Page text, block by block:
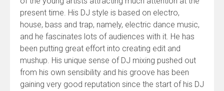
present time. His DJ style is based on electro,
house, bass and trap, namely, electric dance music,
and he fascinates lots of audiences with it. He has
been putting great effort into creating edit and
mushup. His unique sense of DJ mixing pushed out
from his own sensibility and his groove has been
gaining very good reputation since the start of his DJ